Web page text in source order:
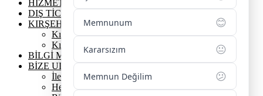
Memnunum 😊
Kararsızım 😐
Memnun Değilim 😕
HİZMETLERİMİZ
DIŞ TİCARET
KIRŞEHİR
Kırşehir Tarihi
Kırşehir Coğrafi İşaretler
BİLGİ MERKEZİ
BİZE ULAŞIN
İletişim Bilgilerimiz
Hesap Numaralarımız